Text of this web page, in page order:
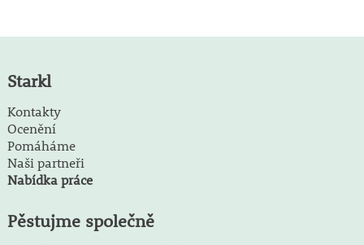
Starkl
Kontakty
Ocenění
Pomáháme
Naši partneři
Nabídka práce
Pěstujme společně